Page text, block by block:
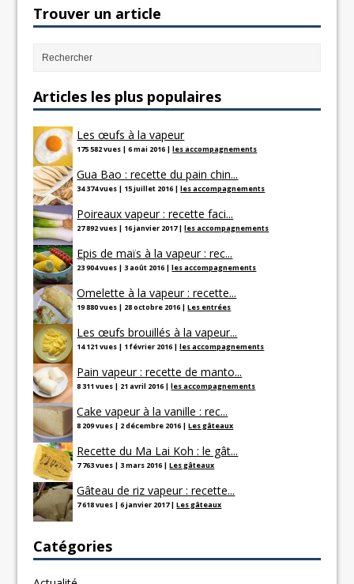
Trouver un article
Articles les plus populaires
Les œufs à la vapeur
175 582 vues |6 mai 2016 |les accompagnements
Gua Bao : recette du pain chin...
34 374 vues | 15 juillet 2016 |les accompagnements
Poireaux vapeur : recette faci...
27 892 vues | 16 janvier 2017|les accompagnements
Epis de maïs à la vapeur : rec...
23 904 vues |3 août 2016 |les accompagnements
Omelette à la vapeur : recette...
19 880 vues | 28 octobre 2016 |Les entrées
Les œufs brouillés à la vapeur...
14 121 vues | 1 février 2016 |les accompagnements
Pain vapeur : recette de manto...
8 311 vues | 21 avril 2016 |les accompagnements
Cake vapeur à la vanille : rec...
8 209 vues | 2 décembre 2016 |Les gâteaux
Recette du Ma Lai Koh : le gât...
7 763 vues |3 mars 2016 |Les gâteaux
Gâteau de riz vapeur : recette...
7 618 vues |6 janvier 2017|Les gâteaux
Catégories